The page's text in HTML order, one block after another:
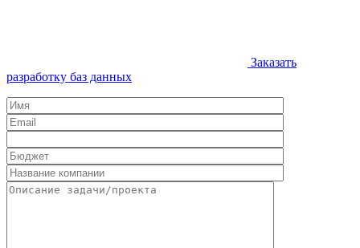
Заказать
разработку баз данных